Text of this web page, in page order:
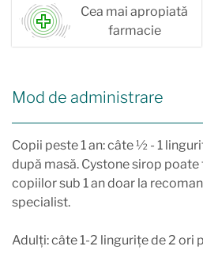
Cea mai apropiată
farmacie
Mod de administrare
Copii peste 1 an: câte ½ - 1
după masă. Cystone sirop poate
copiilor sub 1 an doar la
specialist.
Adulți: câte 1-2 lingurițe de 2 ori